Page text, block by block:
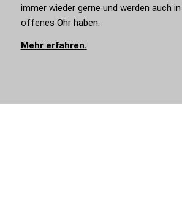
immer wieder gerne und werden auch
offenes Ohr haben.
Mehr erfahren.